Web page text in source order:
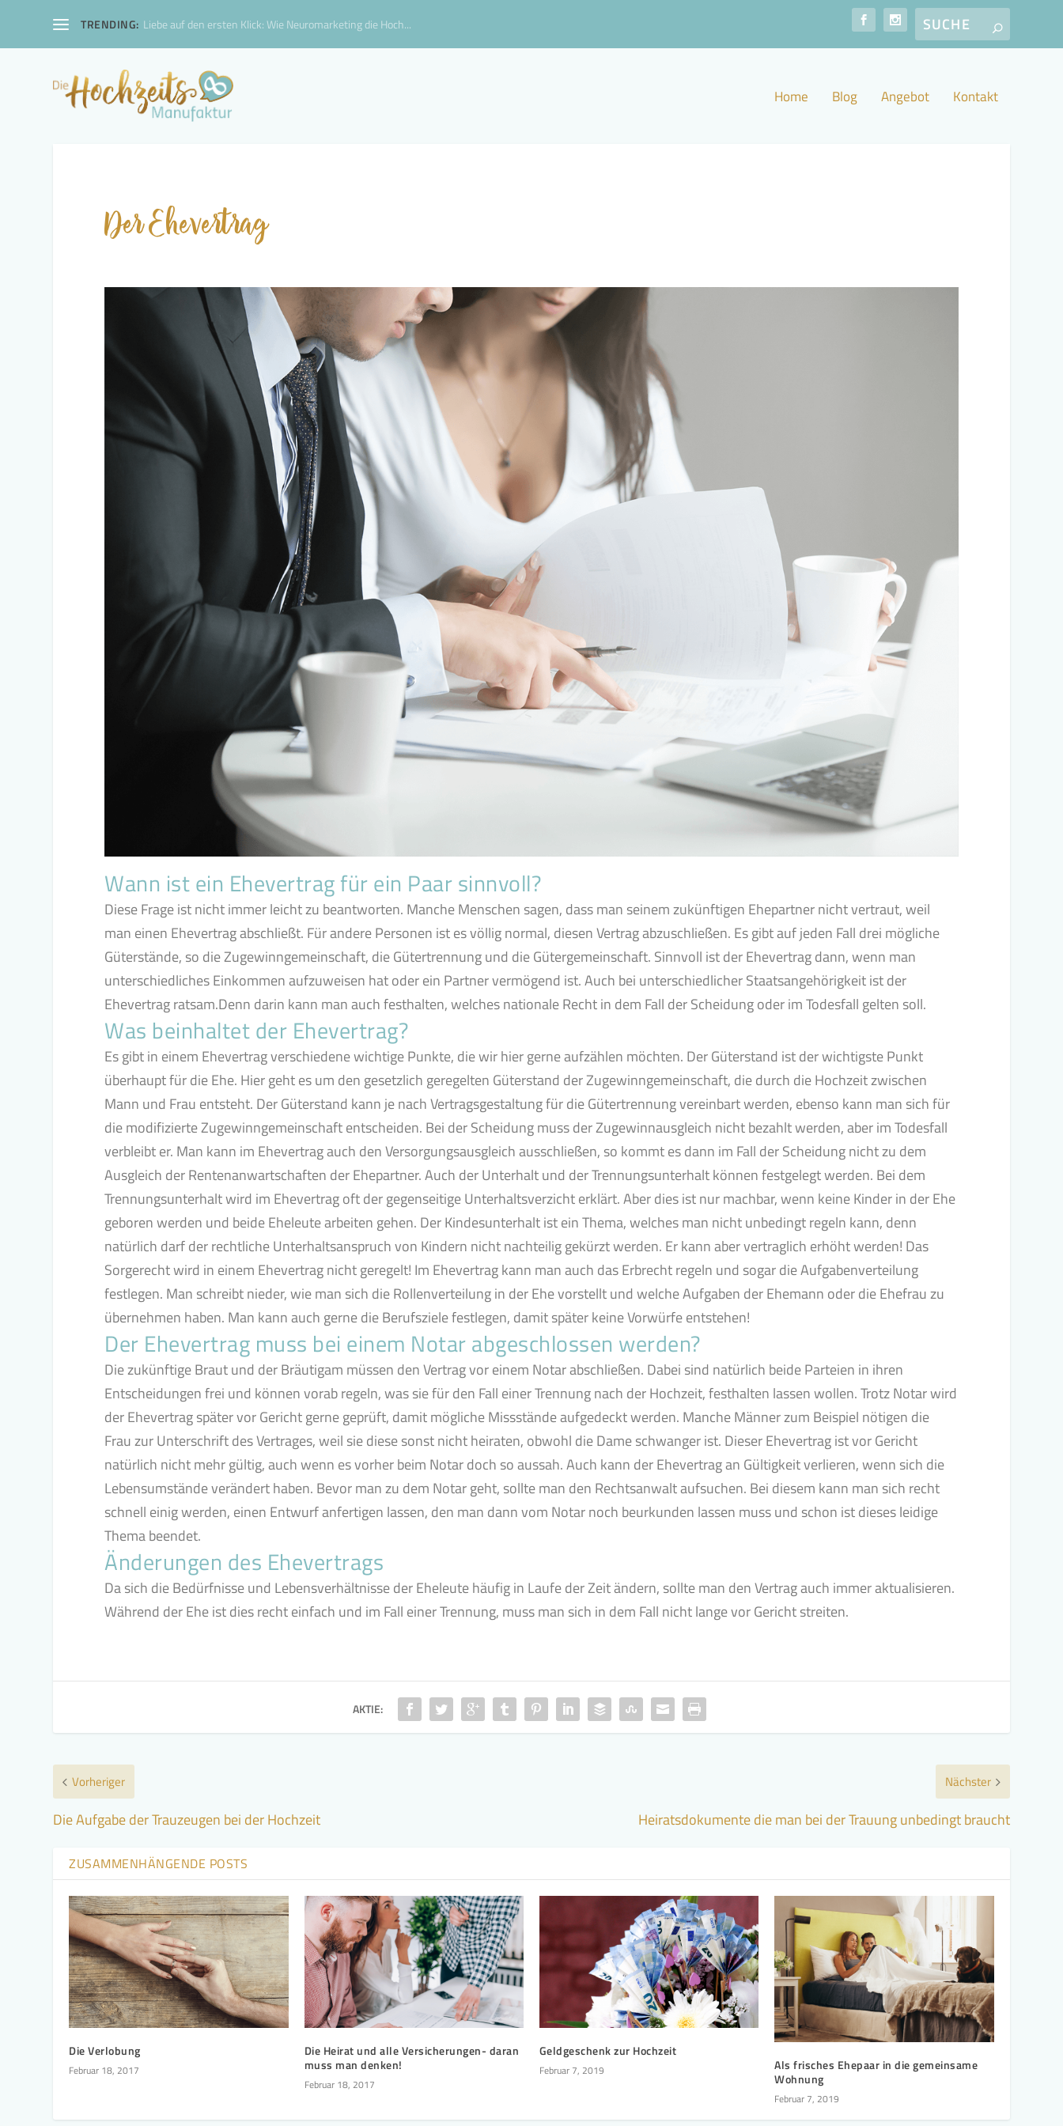
TRENDING: Liebe auf den ersten Klick: Wie Neuromarketing die Hoch...
Home Blog Angebot Kontakt
Der Ehevertrag
Wann ist ein Ehevertrag für ein Paar sinnvoll?
Diese Frage ist nicht immer leicht zu beantworten. Manche Menschen sagen, dass man seinem zukünftigen Ehepartner nicht vertraut, weil
man einen Ehevertrag abschließt. Für andere Personen ist es völlig normal, diesen Vertrag abzuschließen. Es gibt auf jeden Fall drei mögliche
Güterstände, so die Zugewinngemeinschaft, die Gütertrennung und die Gütergemeinschaft. Sinnvoll ist der Ehevertrag dann, wenn man
unterschiedliches Einkommen aufzuweisen hat oder ein Partner vermögend ist. Auch bei unterschiedlicher Staatsangehörigkeit ist der
Ehevertrag ratsam.Denn darin kann man auch festhalten, welches nationale Recht in dem Fall der Scheidung oder im Todesfall gelten soll.
Was beinhaltet der Ehevertrag?
Es gibt in einem Ehevertrag verschiedene wichtige Punkte, die wir hier gerne aufzählen möchten. Der Güterstand ist der wichtigste Punkt
überhaupt für die Ehe. Hier geht es um den gesetzlich geregelten Güterstand der Zugewinngemeinschaft, die durch die Hochzeit zwischen
Mann und Frau entsteht. Der Güterstand kann je nach Vertragsgestaltung für die Gütertrennung vereinbart werden, ebenso kann man sich für
die modifizierte Zugewinngemeinschaft entscheiden. Bei der Scheidung muss der Zugewinnausgleich nicht bezahlt werden, aber im Todesfall
verbleibt er. Man kann im Ehevertrag auch den Versorgungsausgleich ausschließen, so kommt es dann im Fall der Scheidung nicht zu dem
Ausgleich der Rentenanwartschaften der Ehepartner. Auch der Unterhalt und der Trennungsunterhalt können festgelegt werden. Bei dem
Trennungsunterhalt wird im Ehevertrag oft der gegenseitige Unterhaltsverzicht erklärt. Aber dies ist nur machbar, wenn keine Kinder in der Ehe
geboren werden und beide Eheleute arbeiten gehen. Der Kindesunterhalt ist ein Thema, welches man nicht unbedingt regeln kann, denn
natürlich darf der rechtliche Unterhaltsanspruch von Kindern nicht nachteilig gekürzt werden. Er kann aber vertraglich erhöht werden! Das
Sorgerecht wird in einem Ehevertrag nicht geregelt! Im Ehevertrag kann man auch das Erbrecht regeln und sogar die Aufgabenverteilung
festlegen. Man schreibt nieder, wie man sich die Rollenverteilung in der Ehe vorstellt und welche Aufgaben der Ehemann oder die Ehefrau zu
übernehmen haben. Man kann auch gerne die Berufsziele festlegen, damit später keine Vorwürfe entstehen!
Der Ehevertrag muss bei einem Notar abgeschlossen werden?
Die zukünftige Braut und der Bräutigam müssen den Vertrag vor einem Notar abschließen. Dabei sind natürlich beide Parteien in ihren
Entscheidungen frei und können vorab regeln, was sie für den Fall einer Trennung nach der Hochzeit, festhalten lassen wollen. Trotz Notar wird
der Ehevertrag später vor Gericht gerne geprüft, damit mögliche Missstände aufgedeckt werden. Manche Männer zum Beispiel nötigen die
Frau zur Unterschrift des Vertrages, weil sie diese sonst nicht heiraten, obwohl die Dame schwanger ist. Dieser Ehevertrag ist vor Gericht
natürlich nicht mehr gültig, auch wenn es vorher beim Notar doch so aussah. Auch kann der Ehevertrag an Gültigkeit verlieren, wenn sich die
Lebensumstände verändert haben. Bevor man zu dem Notar geht, sollte man den Rechtsanwalt aufsuchen. Bei diesem kann man sich recht
schnell einig werden, einen Entwurf anfertigen lassen, den man dann vom Notar noch beurkunden lassen muss und schon ist dieses leidige
Thema beendet.
Änderungen des Ehevertrags
Da sich die Bedürfnisse und Lebensverhältnisse der Eheleute häufig in Laufe der Zeit ändern, sollte man den Vertrag auch immer aktualisieren.
Während der Ehe ist dies recht einfach und im Fall einer Trennung, muss man sich in dem Fall nicht lange vor Gericht streiten.
AKTIE:
Vorheriger
Die Aufgabe der Trauzeugen bei der Hochzeit
Nächster
Heiratsdokumente die man bei der Trauung unbedingt braucht
ZUSAMMENHÄNGENDE POSTS
Die Verlobung
Februar 18, 2017
Die Heirat und alle Versicherungen- daran
muss man denken!
Februar 18, 2017
Geldgeschenk zur Hochzeit
Februar 7, 2019
Als frisches Ehepaar in die gemeinsame
Wohnung
Februar 7, 2019